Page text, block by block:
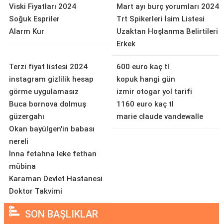
Viski Fiyatları 2024
Soğuk Espriler
Alarm Kur
Mart ayı burç yorumları 2024
Trt Spikerleri İsim Listesi
Uzaktan Hoşlanma Belirtileri
Erkek
Terzi fiyat listesi 2024
instagram gizlilik hesap
görme uygulamasız
Buca bornova dolmuş
güzergahı
Okan bayülgen'in babası
nereli
İnna fetahna leke fethan
mübina
Karaman Devlet Hastanesi
Doktor Takvimi
600 euro kaç tl
kopuk hangi gün
izmir otogar yol tarifi
1160 euro kaç tl
marie claude vandewalle
SON BAŞLIKLAR